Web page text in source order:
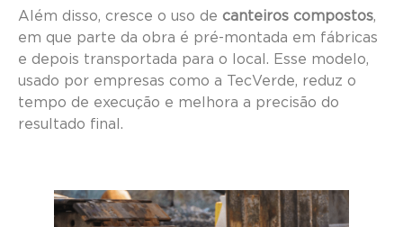
Além disso, cresce o uso de canteiros compostos,
em que parte da obra é pré-montada em fábricas
e depois transportada para o local. Esse modelo,
usado por empresas como a TecVerde, reduz o
tempo de execução e melhora a precisão do
resultado final.